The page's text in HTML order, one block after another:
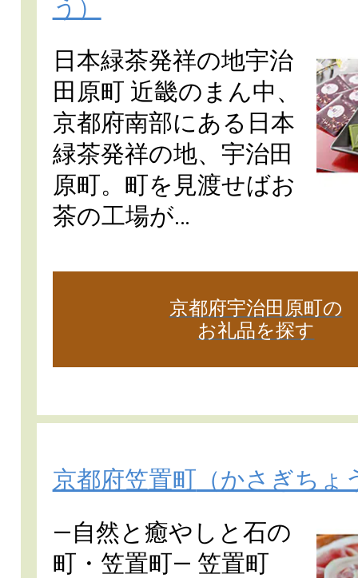
う）
日本緑茶発祥の地宇治
田原町 近畿のまん中、
京都府南部にある日本
緑茶発祥の地、宇治田
原町。町を見渡せばお
茶の工場が…
京都府宇治田原町の
お礼品を探す
京都府笠置町 （かさぎちょ
―自然と癒やしと石の
町・笠置町― 笠置町